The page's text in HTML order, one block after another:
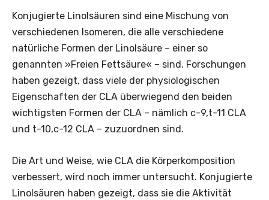
Konjugierte Linolsäuren sind eine Mischung von
verschiedenen Isomeren, die alle verschiedene
natürliche Formen der Linolsäure – einer so
genannten »Freien Fettsäure« – sind. Forschungen
haben gezeigt, dass viele der physiologischen
Eigenschaften der CLA überwiegend den beiden
wichtigsten Formen der CLA – nämlich c-9,t-11 CLA
und t-10,c-12 CLA – zuzuordnen sind.
Die Art und Weise, wie CLA die Körperkomposition
verbessert, wird noch immer untersucht. Konjugierte
Linolsäuren haben ­gezeigt, dass sie die Aktivität